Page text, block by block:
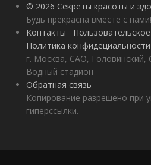
© 2026 Секреты красоты и
Будь прекрасна вместе с нами!
Контакты
Политика конфидециальности
г. Москва, САО, Головинский,
Водный стадион
Обратная связь
Копирование разрешено при
гиперссылки.